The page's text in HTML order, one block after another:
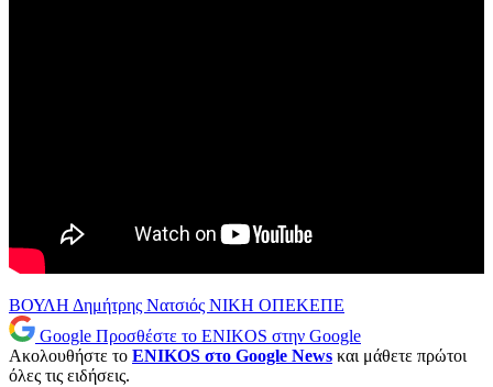
ΒΟΥΛΗ Δημήτρης Νατσιός ΝΙΚΗ ΟΠΕΚΕΠΕ
Google Προσθέστε το ENIKOS στην Google
Ακολουθήστε το ENIKOS στο Google News και μάθετε πρώτοι
όλες τις ειδήσεις.